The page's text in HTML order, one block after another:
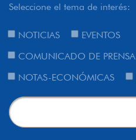
Seleccione el tema de interés:
NOTICIAS
EVENTOS
COMUNICADO DE PRENSA
NOTAS-ECONÓMICAS